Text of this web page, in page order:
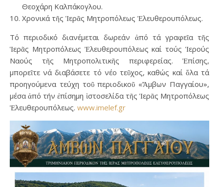
Θεοχάρη Καλπάκογλου.
Χρονικά τῆς Ἱερᾶς Μητροπόλεως Ἐλευθερουπόλεως.
Τό περιοδικό διανέμεται δωρεάν ἀπό τά γραφεῖα τῆς
Ἱερᾶς Μητροπόλεως Ἐλευθερουπόλεως καί τούς Ἱερούς
Ναούς τῆς Μητροπολιτικῆς περιφερείας. Ἐπίσης,
μπορεῖτε νά διαβάσετε τό νέο τεῦχος, καθώς καί ὅλα τά
προηγούμενα τεύχη τοῦ περιοδικοῦ «Ἄμβων Παγγαίου»,
μέσα ἀπό τήν ἐπίσημη ἱστοσελίδα τῆς Ἱερᾶς Μητροπόλεως
Ἐλευθερουπόλεως. www.imelef.gr